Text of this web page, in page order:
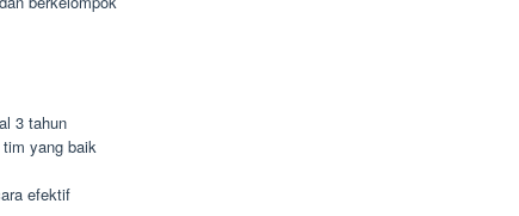
3 tahun
yang baik
efektif